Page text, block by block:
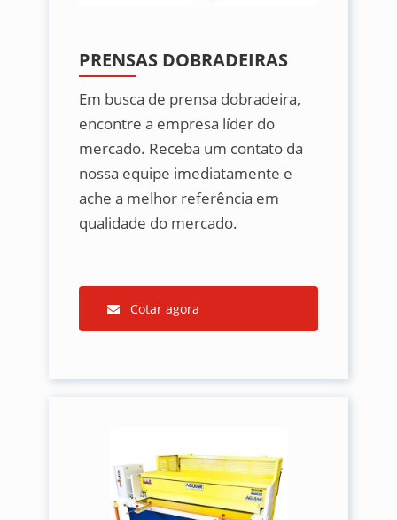
PRENSAS DOBRADEIRAS
Em busca de prensa dobradeira,
encontre a empresa líder do
mercado. Receba um contato da
nossa equipe imediatamente e
ache a melhor referência em
qualidade do mercado.
Cotar agora